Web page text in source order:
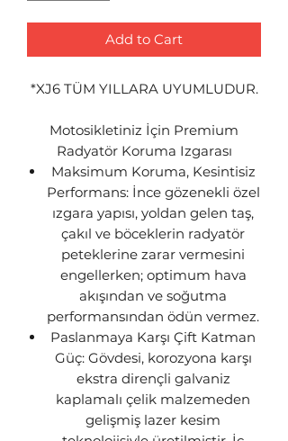
Add to Cart
*XJ6 TÜM YILLARA UYUMLUDUR.
Motosikletiniz İçin Premium
Radyatör Koruma Izgarası
Maksimum Koruma, Kesintisiz
Performans: İnce gözenekli özel
ızgara yapısı, yoldan gelen taş,
çakıl ve böceklerin radyatör
peteklerine zarar vermesini
engellerken; optimum hava
akışından ve soğutma
performansından ödün vermez.
Paslanmaya Karşı Çift Katman
Güç: Gövdesi, korozyona karşı
ekstra dirençli galvaniz
kaplamalı çelik malzemeden
gelişmiş lazer kesim